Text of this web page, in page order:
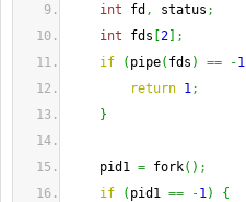
int fd , status ;
int fds 2
;
if
( pipe( fds ) == -1
return 1;
}
pid1 = fork( ) ;
if
( pid1 == -1)
{